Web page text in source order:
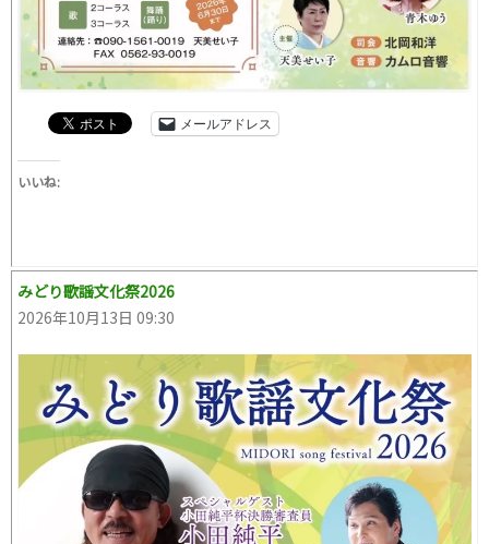
メールアドレス
いいね:
みどり歌謡文化祭2026
2026年10月13日 09:30